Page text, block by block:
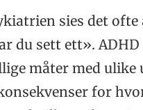
av unge
sies det ofte
du sett ett».
måter med
for